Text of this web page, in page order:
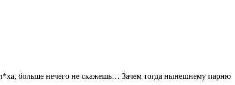
больше нечего не скажешь… Зачем тогда нынешнему парню